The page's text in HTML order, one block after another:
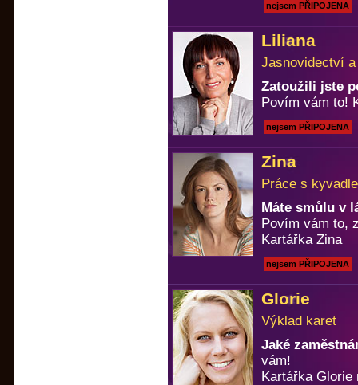
nejsem PŘIPOJENA
Liliana
Jasnovidectví
Zatoužili jste
Povím vám to!
nejsem PŘIPOJENA
Zina
Práce s
Máte smůlu v
Povím vám to,
Kartářka Zina
nejsem PŘIPOJENA
Glorie
Výklad karet
Jaké
vám!
Kartářka